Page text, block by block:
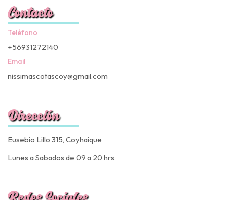
Contacto
Teléfono
+56931272140
Email
nissimascotascoy@gmail.com
Dirección
Eusebio Lillo 315, Coyhaique
Lunes a Sabados de 09 a 20 hrs